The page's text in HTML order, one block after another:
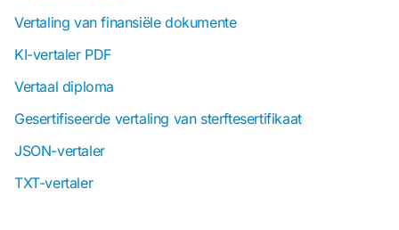
Vertaling van finansiële dokumente
KI-vertaler PDF
Vertaal diploma
Gesertifiseerde vertaling van sterftesertifikaat
JSON-vertaler
TXT-vertaler